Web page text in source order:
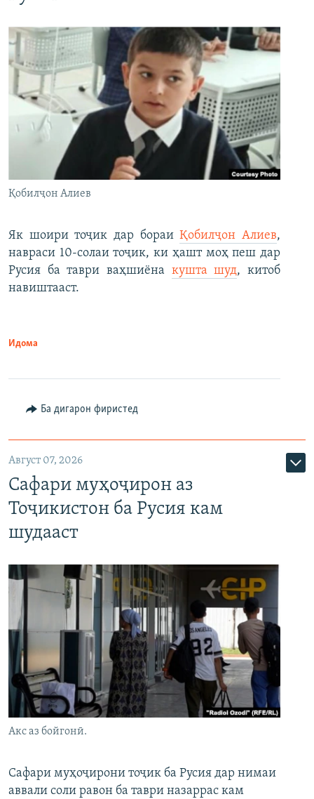
Қобилҷон Алиев
Як шоири тоҷик дар бораиҚобилҷон Алиев,
навраси 10-солаи тоҷик, ки ҳашт моҳ пеш дар
Русия ба таври ваҳшиёна кушта шуд, китоб
навиштааст.
Идома
Ба дигарон фиристед
Август 07, 2026
Сафари муҳоҷирон аз
Тоҷикистон ба Русия кам
шудааст
Акс аз бойгонӣ.
Сафари муҳоҷирони тоҷик ба Русия дар нимаи
аввали соли равон ба таври назаррас кам